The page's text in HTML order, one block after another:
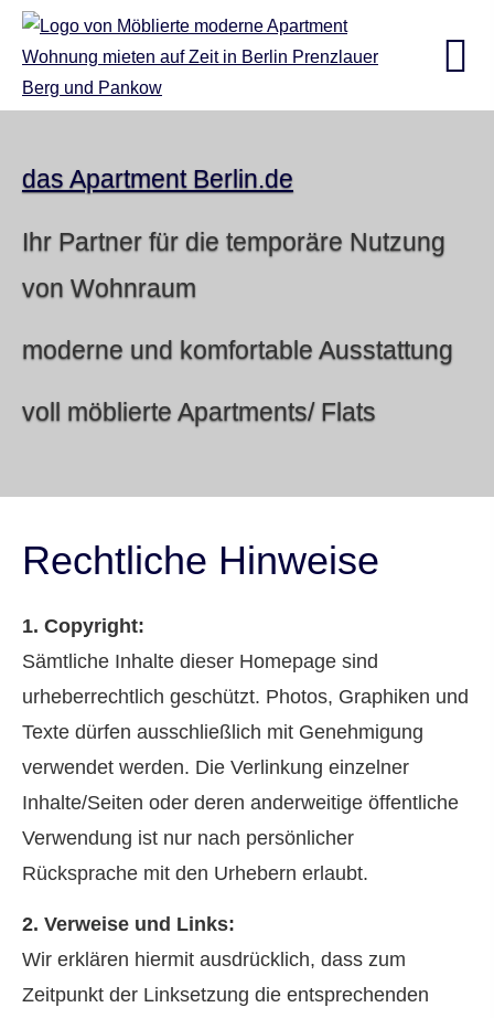
das Apartment Berlin.de
Ihr Partner für die temporäre Nutzung
von Wohnraum
moderne und komfortable Ausstattung
voll möblierte Apartments/ Flats
Rechtliche Hinweise
1. Copyright:
Sämtliche Inhalte dieser Homepage sind
urheberrechtlich geschützt. Photos, Graphiken und
Texte dürfen ausschließlich mit Genehmigung
verwendet werden. Die Verlinkung einzelner
Inhalte/Seiten oder deren anderweitige öffentliche
Verwendung ist nur nach persönlicher
Rücksprache mit den Urhebern erlaubt.
2. Verweise und Links:
Wir erklären hiermit ausdrücklich, dass zum
Zeitpunkt der Linksetzung die entsprechenden